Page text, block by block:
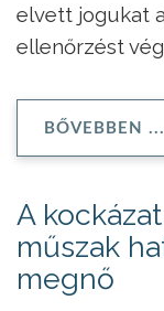
elvett jogukat
ellenőrzést
BŐVEBBEN ...
A
műszak
megnő